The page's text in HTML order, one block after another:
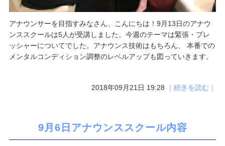
アナウンサーを目指すみなさん、こんにちは！9月13日のアナウ
ンススクールは5人が受講しました。今週のテーマは緊張・プレ
ッシャーについてでした。アナウンス技術はもちろん、 本番での
メンタルコンディション調整のレベルアップも図っていきます。
2018年09月21日 19:28 ｜続きを読む｜
9月6日アナウンススクール内容